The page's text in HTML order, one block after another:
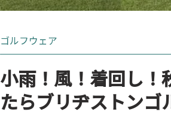
ゴルフウェア
小雨！風！着回し！
たらブリヂストンゴ